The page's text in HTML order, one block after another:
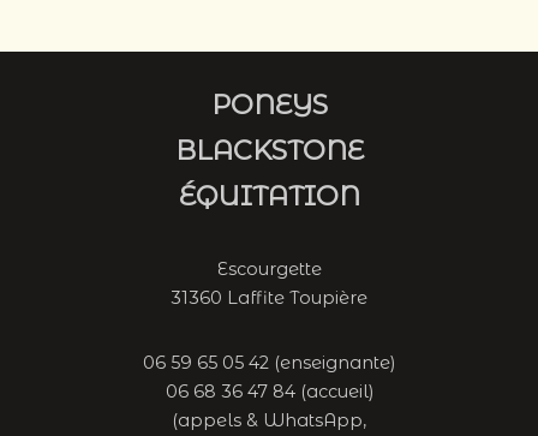
PONEYS
BLACKSTONE
ÉQUITATION
Escourgette
31360 Laffite Toupière
06 59 65 05 42 (enseignante)
06 68 36 47 84 (accueil)
(appels & WhatsApp,